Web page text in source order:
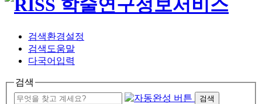
검색환경설정
검색도움말
다국어입력
검색
검색